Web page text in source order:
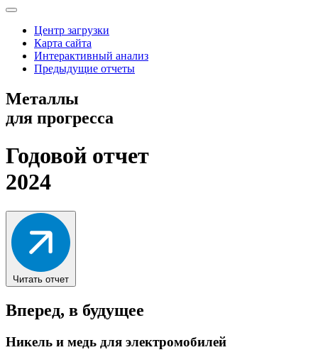
Центр загрузки
Карта сайта
Интерактивный анализ
Предыдущие отчеты
Металлы
для прогресса
Годовой отчет
2024
Читать отчет
Вперед, в будущее
Никель и медь для электромобилей